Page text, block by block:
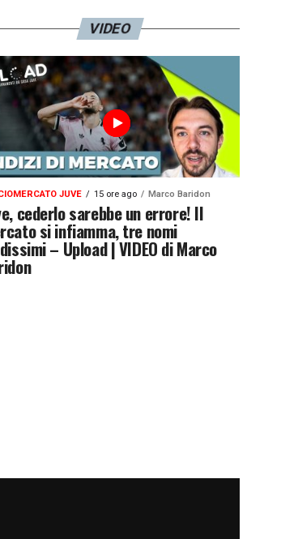
VIDEO
JUVE 15 ore ago Marco Baridon
cederlo sarebbe un errore! Il
si infiamma, tre nomi
– Upload | VIDEO di Marco